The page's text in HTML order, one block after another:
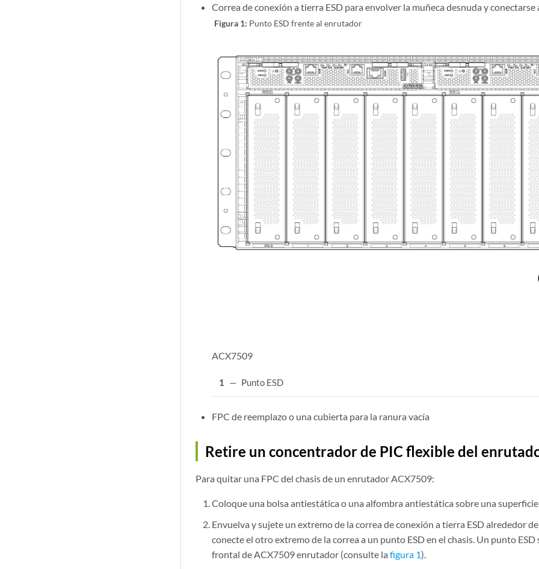
Correa de conexión a tierra ESD para envolver la muñeca desnuda y conectarse
Figura 1: Punto ESD frente al enrutador
ACX7509
1 — Punto ESD
FPC de reemplazo o una cubierta para la ranura vacía
Retire un concentrador de PIC flexible del
Para quitar una FPC del chasis de un enrutador ACX7509:
Coloque una bolsa antiestática o una alfombra antiestática sobre una
Envuelva y sujete un extremo de la correa de conexión a tierra ESD alrededor
conecte el otro extremo de la correa a un punto ESD en el chasis. Un punto
frontal de ACX7509 enrutador (consulte lafigura 1).